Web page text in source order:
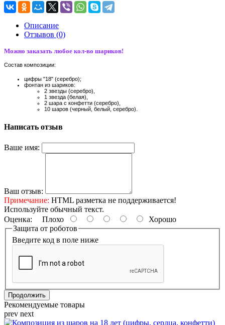
Описание
Отзывов (0)
Можно заказать любое кол-во шариков!
Состав композиции:
цифры "18" (серебро);
фонтан из шариков:
2 звезды (серебро),
1 звезда (белая),
2 шара с конфетти (серебро),
10 шаров (черный, белый, серебро).
Написать отзыв
Ваше имя:
Ваш отзыв:
Примечание: HTML разметка не поддерживается!
Используйте обычный текст.
Оценка: Плохо
Хорошо
Защита от роботов
Введите код в поле ниже
Продолжить
Рекомендуемые товары
prev next